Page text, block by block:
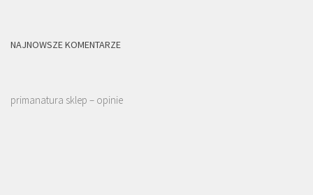
NAJNOWSZE KOMENTARZE
primanatura sklep – opinie